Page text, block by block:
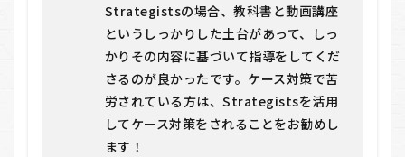
Strategistsの場合、教科書と動画講座
というしっかりした土台があって、しっ
かりその内容に基づいて指導をしてくだ
さるのが良かったです。ケース対策で苦
労されている方は、Strategistsを活用
してケース対策をされることをお勧めし
ます！